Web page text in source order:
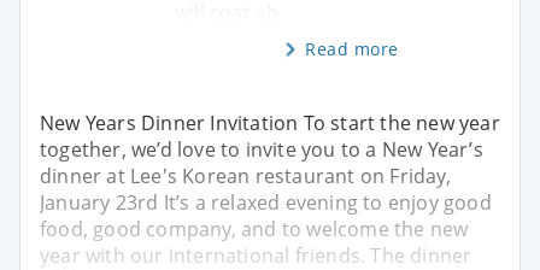
Read more
New Years Dinner Invitation To start the new year
together, we’d love to invite you to a New Year’s
dinner at Lee's Korean restaurant on Friday,
January 23rd It’s a relaxed evening to enjoy good
food, good company, and to welcome the new
year with our international friends. The dinner